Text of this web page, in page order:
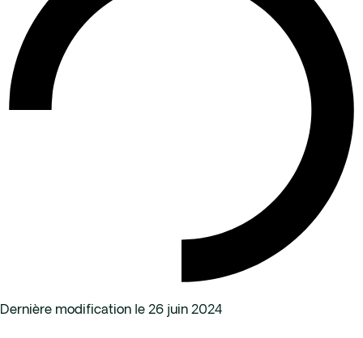
Dernière modification le 26 juin 2024